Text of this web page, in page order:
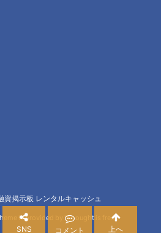
資掲示板 レンタルキャッシュ
is provided by "Thought is free".
SNS コメント 上へ